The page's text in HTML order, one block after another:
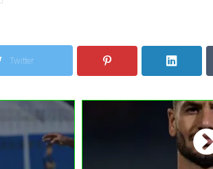
Twitter